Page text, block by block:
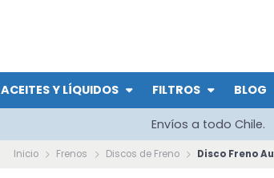
ACEITES Y LÍQUIDOS FILTROS BLOG
Envíos a todo Chile.
Inicio Frenos Discos de Freno Disco Freno